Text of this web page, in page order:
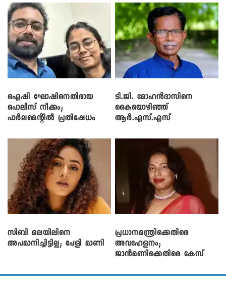
ഐഷി ഘോഷിനെതിരായ
പൊലീസ് നീക്കം;
പാര്‍ലമെന്റിൽ പ്രതിഷേധം
ടി.ജി. മോഹൻദാസിനെ
കൈയൊഴിഞ്ഞ്
ആർ.എസ്.എസ്
സിബി മലയിലിനെ
അപമാനിച്ചിട്ടില്ല; പേളി മാണി
പ്രധാനമന്ത്രിക്കെതിരെ
അവഹേളനം;
ജാൻമണിക്കെതിരെ കേസ്